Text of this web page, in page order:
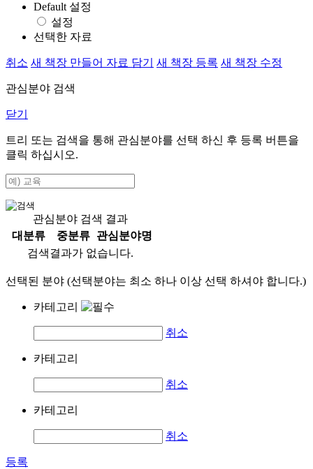
Default 설정
설정
선택한 자료
취소 새 책장 만들어 자료 담기 새 책장 등록 새 책장 수정
관심분야 검색
닫기
트리 또는 검색을 통해 관심분야를 선택 하신 후 등록 버튼을
클릭 하십시오.
관심분야 검색 결과
대분류
중분류
관심분야명
검색결과가 없습니다.
선택된 분야 (선택분야는 최소 하나 이상 선택 하셔야 합니다.)
카테고리
취소
카테고리
취소
카테고리
취소
등록